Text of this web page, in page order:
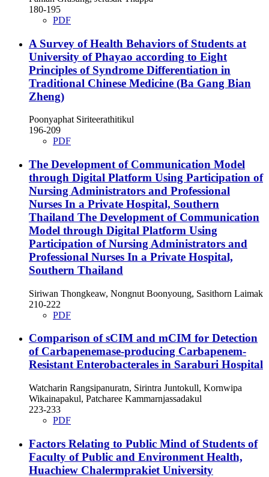
180-195
PDF
A Survey of Health Behaviors of Students at
University of Phayao according to Eight
Principles of Syndrome Differentiation in
Traditional Chinese Medicine (Ba Gang Bian
Zheng)
Poonyaphat Siriteerathitikul
196-209
PDF
The Development of Communication Model
through Digital Platform Using Participation of
Nursing Administrators and Professional
Nurses In a Private Hospital, Southern
Thailand The Development of Communication
Model through Digital Platform Using
Participation of Nursing Administrators and
Professional Nurses In a Private Hospital,
Southern Thailand
Siriwan Thongkeaw, Nongnut Boonyoung, Sasithorn Laimak
210-222
PDF
Comparison of sCIM and mCIM for Detection
of Carbapenemase-producing Carbapenem-
Resistant Enterobacterales in Saraburi Hospital
Watcharin Rangsipanuratn, Sirintra Juntokull, Kornwipa
Wikainapakul, Patcharee Kammarnjassadakul
223-233
PDF
Factors Relating to Public Mind of Students of
Faculty of Public and Environment Health,
Huachiew Chalermprakiet University